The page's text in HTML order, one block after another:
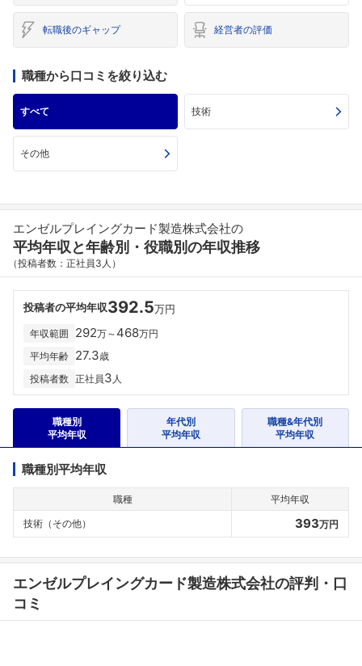
転職後のギャップ 経営者の評価
職種から口コミを絞り込む
すべて 技術
その他
エンゼルプレイングカード製造株式会社の
平均年収と年齢別・役職別の年収推移
（投稿者数：正社員3人）
投稿者の平均年収392.5万円
年収範囲 292万～ 468万円
平均年齢 27.3歳
投稿者数 正社員3 人
職種別
平均年収
年代別
平均年収
職種&年代別
平均年収
職種別平均年収
職種
平均年収
技術（その他）
393万円
エンゼルプレイングカード製造株式会社の評判・口
コミ